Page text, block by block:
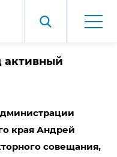
активный
края Андрей
совещания,